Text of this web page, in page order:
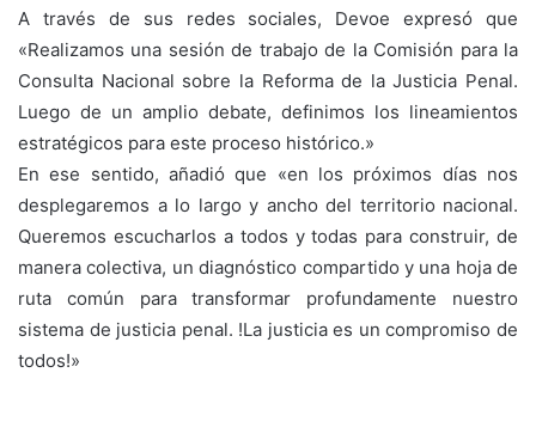
A través de sus redes sociales, Devoe expresó que
«Realizamos una sesión de trabajo de la Comisión para la
Consulta Nacional sobre la Reforma de la Justicia Penal.
Luego de un amplio debate, definimos los lineamientos
estratégicos para este proceso histórico.»
En ese sentido, añadió que «​en los próximos días nos
desplegaremos a lo largo y ancho del territorio nacional.
Queremos escucharlos a todos y todas para construir, de
manera colectiva, un diagnóstico compartido y una hoja de
ruta común para transformar profundamente nuestro
sistema de justicia penal. !La justicia es un compromiso de
todos!»